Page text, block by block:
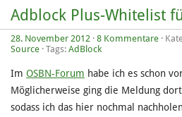
Adblock Plus-Whitelist
28. November 2012 · 8 Kommentare ·
Source · Tags: AdBlock
Im OSBN-Forum habe ich es schon
Möglicherweise ging die Meldung
sodass ich das hier nochmal